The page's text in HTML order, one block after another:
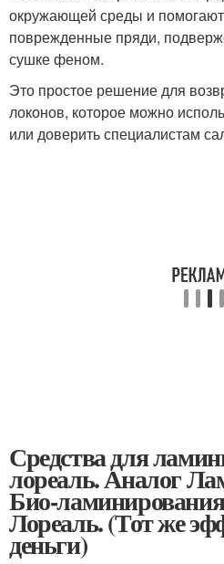
окружающей среды и помогают
поврежденные пряди,
сушке феном.
Это простое решение для
локонов, которое можно
или доверить специалистам
Средства для
лореаль. Аналог
Био-
Лореаль. (Тот же
деньги)